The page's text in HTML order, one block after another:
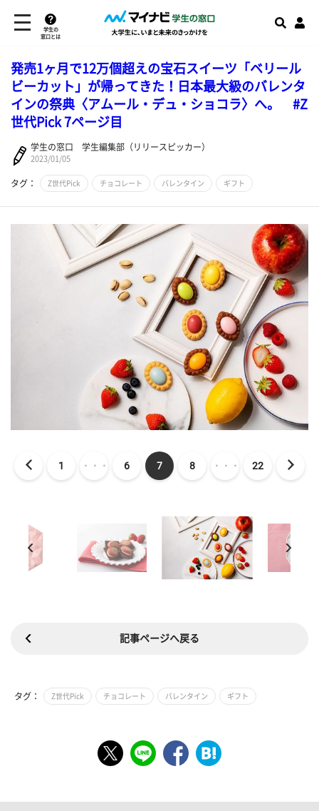
学生の
窓口とは
発売1ヶ月で12万個超えの宝石スイーツ「ベリール
ビーカット」が帰ってきた！日本最大級のバレンタ
インの祭典〈アムール・デュ・ショコラ〉へ。 #Z
世代Pick 7ページ目
学生の窓口 学生編集部（リリースピッカー）
2023/01/05
タグ： Z世代Pick チョコレート バレンタイン ギフト
1 ・・・ 6 7 8 ・・・ 22
記事ページへ戻る
タグ： Z世代Pick チョコレート バレンタイン ギフト